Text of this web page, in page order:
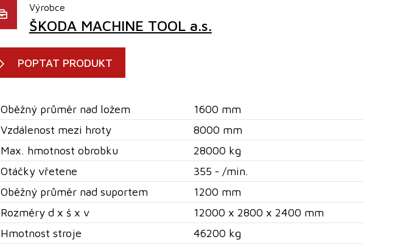
Výrobce
ŠKODA MACHINE TOOL a.s.
POPTAT PRODUKT
Oběžný průměr nad ložem
1600 mm
Vzdálenost mezi hroty
8000 mm
Max. hmotnost obrobku
28000 kg
Otáčky vřetene
355 - /min.
Oběžný průměr nad suportem
1200 mm
Rozměry d x š x v
12000 x 2800 x 2400 mm
Hmotnost stroje
46200 kg